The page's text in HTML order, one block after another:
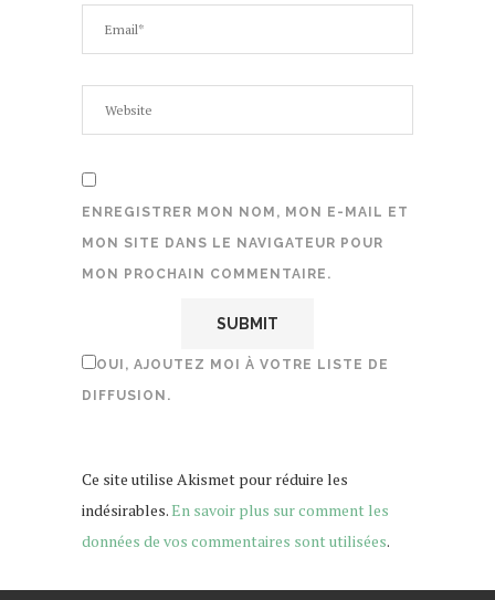
ENREGISTRER MON NOM, MON E-MAIL ET
MON SITE DANS LE NAVIGATEUR POUR
MON PROCHAIN COMMENTAIRE.
OUI, AJOUTEZ MOI À VOTRE LISTE DE
DIFFUSION.
Ce site utilise Akismet pour réduire les
indésirables.En savoir plus sur comment les
données de vos commentaires sont utilisées.